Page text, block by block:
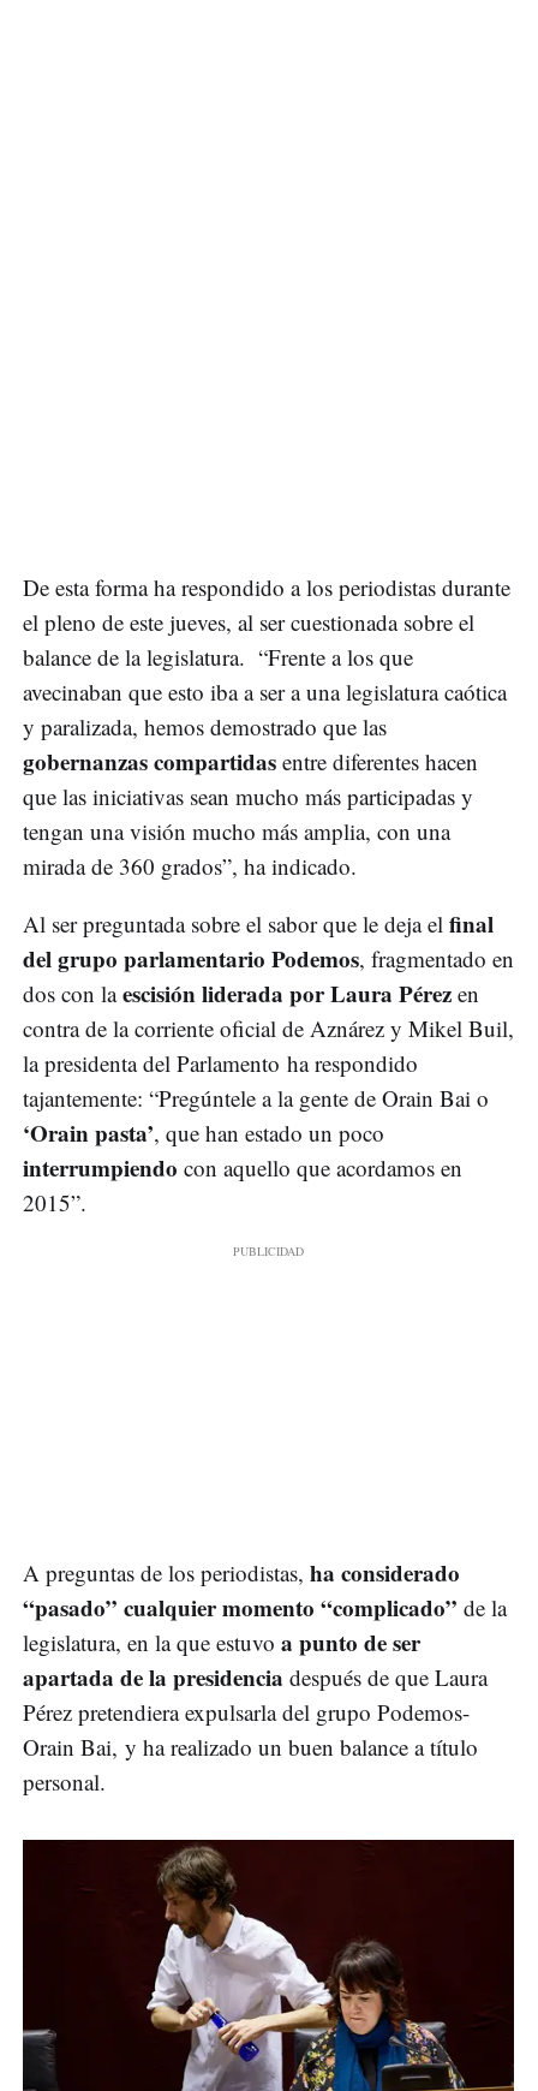
De esta forma ha respondido a los periodistas durante
el pleno de este jueves, al ser cuestionada sobre el
balance de la legislatura. “Frente a los que
avecinaban que esto iba a ser a una legislatura caótica
y paralizada, hemos demostrado que las
gobernanzas compartidas entre diferentes hacen
que las iniciativas sean mucho más participadas y
tengan una visión mucho más amplia, con una
mirada de 360 grados”, ha indicado.
Al ser preguntada sobre el sabor que le deja el final
del grupo parlamentario Podemos, fragmentado en
dos con laescisión liderada por Laura Pérez en
contra de la corriente oficial de Aznárez y Mikel Buil,
la presidenta del Parlamento ha respondido
tajantemente: “Pregúntele a la gente de Orain Bai o
‘Orain pasta’, que han estado un poco
interrumpiendo con aquello que acordamos en
2015”.
A preguntas de los periodistas, ha considerado
“pasado” cualquier momento “complicado” de la
legislatura, en la que estuvo a punto de ser
apartada de la presidencia después de que Laura
Pérez pretendiera expulsarla del grupo Podemos-
Orain Bai, y ha realizado un buen balance a título
personal.